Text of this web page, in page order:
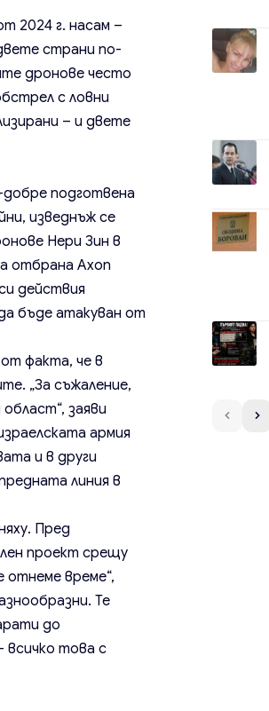
2024 г. насам –
страни по-
дронове често
с ловни
– и двете
добре подготвена
изведнъж се
Нери Зин в
отбрана Axon
действия
бъде атакуван от
от факта, че в
„За съжаление,
заяви
армия
и в други
линия в
Пред
проект срещу
отнеме време“,
Те
до
всичко това с